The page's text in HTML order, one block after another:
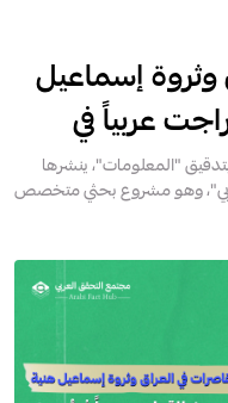
وثروة إسماعيل
عربياً في
"المعلومات"، ينشرها
العربي"، وهو مشروع بحثي متخصص